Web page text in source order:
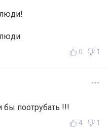
0 1
бы поотрубать !!!
4 1